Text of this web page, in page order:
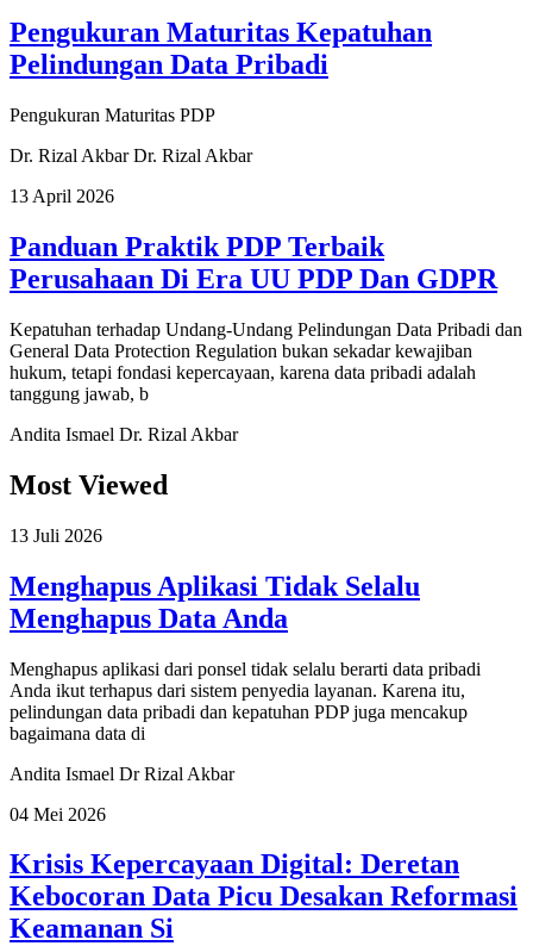
Pengukuran Maturitas Kepatuhan
Pelindungan Data Pribadi
Pengukuran Maturitas PDP
Dr. Rizal AkbarDr. Rizal Akbar
13 April 2026
Panduan Praktik PDP Terbaik
Perusahaan Di Era UU PDP Dan GDPR
Kepatuhan terhadap Undang-Undang Pelindungan Data Pribadi dan
General Data Protection Regulation bukan sekadar kewajiban
hukum, tetapi fondasi kepercayaan, karena data pribadi adalah
tanggung jawab, b
Andita Ismael Dr. Rizal Akbar
Most Viewed
13 Juli 2026
Menghapus Aplikasi Tidak Selalu
Menghapus Data Anda
Menghapus aplikasi dari ponsel tidak selalu berarti data pribadi
Anda ikut terhapus dari sistem penyedia layanan. Karena itu,
pelindungan data pribadi dan kepatuhan PDP juga mencakup
bagaimana data di
Andita Ismael Dr Rizal Akbar
04 Mei 2026
Krisis Kepercayaan Digital: Deretan
Kebocoran Data Picu Desakan Reformasi
Keamanan Si